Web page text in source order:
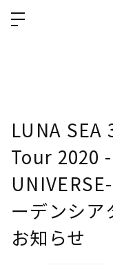
LUNA
Tour 2020
ーデンシ
お知らせ